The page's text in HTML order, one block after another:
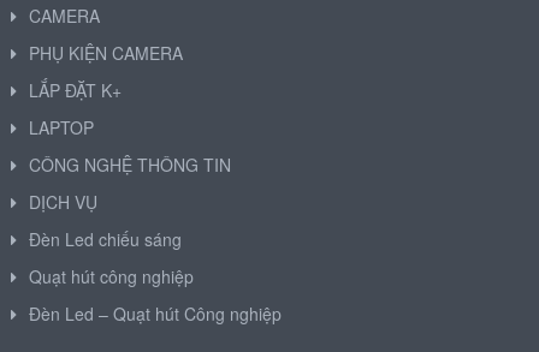
CAMERA
PHỤ KIỆN CAMERA
LẮP ĐẶT K+
LAPTOP
CÔNG NGHỆ THÔNG TIN
DỊCH VỤ
Đèn Led chiếu sáng
Quạt hút công nghiệp
Đèn Led – Quạt hút Công nghiệp